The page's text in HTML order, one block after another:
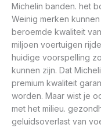
Michelin banden. het
Weinig merken
beroemde kwaliteit
miljoen voertuigen
huidige voorspelling
kunnen zijn. Dat
premium kwaliteit
worden. Maar wist je
met het milieu.
geluidsoverlast van